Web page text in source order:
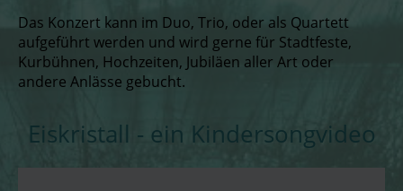
Das Konzert kann im Duo, Trio, oder als Quartett
aufgeführt werden und wird gerne für Stadtfeste,
Kurbühnen, Hochzeiten, Jubiläen aller Art oder
andere Anlässe gebucht.
Eiskristall - ein Kindersongvideo